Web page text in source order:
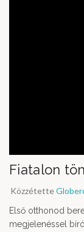
Fiatalon
Közzétette
Első otthonod
megjelenéssel